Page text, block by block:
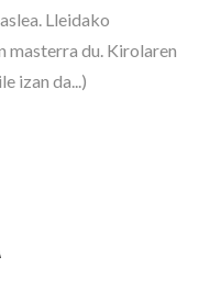
Lleidako
masterra du. Kirolaren
izan da...)